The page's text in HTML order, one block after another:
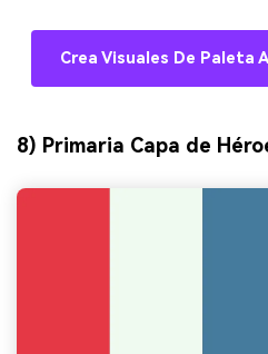
Crea Visuales De Paleta
8) Primaria Capa de